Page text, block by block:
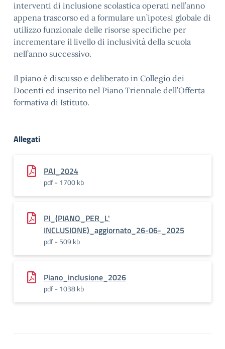
interventi di inclusione scolastica operati nell’anno
appena trascorso ed a formulare un’ipotesi globale di
utilizzo funzionale delle risorse specifiche per
incrementare il livello di inclusività della scuola
nell’anno successivo.
Il piano è discusso e deliberato in Collegio dei
Docenti ed inserito nel Piano Triennale dell’Offerta
formativa di Istituto.
Allegati
PAI_2024
pdf - 1700 kb
PI_(PIANO_PER_L'
INCLUSIONE)_aggiornato_26-06-_2025
pdf - 509 kb
Piano_inclusione_2026
pdf - 1038 kb